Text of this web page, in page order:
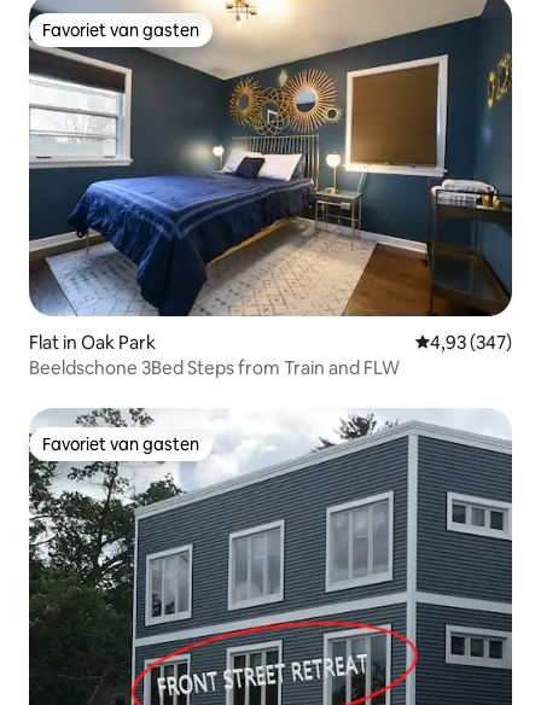
Favoriet van gasten
Favoriet van gasten
Flat in Oak Park Gemiddelde
4,93 (347)
Beeldschone 3Bed Steps from Train and FLW
Favoriet van gasten
Favoriet van gasten